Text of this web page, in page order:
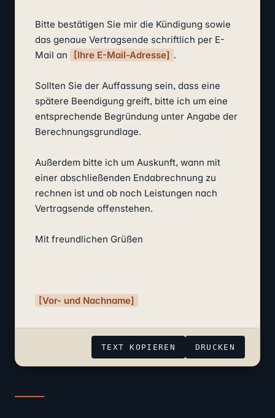
Bitte bestätigen Sie mir die Kündigung sowie
das genaue Vertragsende schriftlich per E-
Mail an
[Ihre E-Mail-Adresse] .
Sollten Sie der Auffassung sein, dass eine
spätere Beendigung greift, bitte ich um eine
entsprechende Begründung unter Angabe der
Berechnungsgrundlage.
Außerdem bitte ich um Auskunft, wann mit
einer abschließenden Endabrechnung zu
rechnen ist und ob noch Leistungen nach
Vertragsende offenstehen.
Mit freundlichen Grüßen
[Vor- und Nachname]
TEXT KOPIEREN DRUCKEN